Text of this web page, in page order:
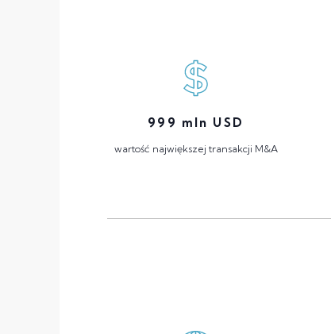
999 mln USD
wartość największej transakcji M&A